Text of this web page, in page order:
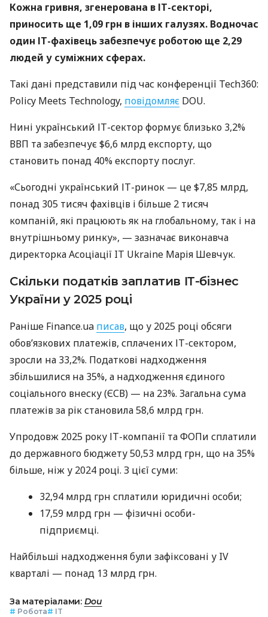
Кожна гривня, згенерована в ІТ-секторі,
приносить ще 1,09 грн в інших галузях. Водночас
один ІТ-фахівець забезпечує роботою ще 2,29
людей у суміжних сферах.
Такі дані представили під час конференції Tech360:
Policy Meets Technology, повідомляє DOU.
Нині український ІТ-сектор формує близько 3,2%
ВВП та забезпечує $6,6 млрд експорту, що
становить понад 40% експорту послуг.
«Сьогодні український ІТ-ринок — це $7,85 млрд,
понад 305 тисяч фахівців і більше 2 тисяч
компаній, які працюють як на глобальному, так і на
внутрішньому ринку», — зазначає виконавча
директорка Асоціації IT Ukraine Марія Шевчук.
Скільки податків заплатив ІТ-бізнес
України у 2025 році
Раніше Finance.ua писав, що у 2025 році обсяги
обов’язкових платежів, сплачених ІТ-сектором,
зросли на 33,2%. Податкові надходження
збільшилися на 35%, а надходження єдиного
соціального внеску (ЄСВ) — на 23%. Загальна сума
платежів за рік становила 58,6 млрд грн.
Упродовж 2025 року ІТ-компанії та ФОПи сплатили
до державного бюджету 50,53 млрд грн, що на 35%
більше, ніж у 2024 році. З цієї суми:
32,94 млрд грн сплатили юридичні особи;
17,59 млрд грн — фізичні особи-
підприємці.
Найбільші надходження були зафіксовані у IV
кварталі — понад 13 млрд грн.
За матеріалами: Dou
# Робота# IT